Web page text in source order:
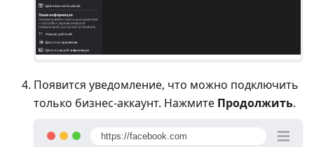
Появится уведомление, что можно подключить
только бизнес-аккаунт. Нажмите Продолжить.
https://facebook.com